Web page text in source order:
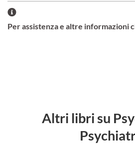
Per assistenza e altre informazioni
Altri libri su